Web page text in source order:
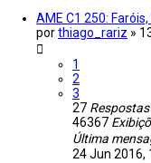
AME C1 250:
porthiago_rariz »
1
2
3
27 Respostas
46367
Última
24 Jun 2016,